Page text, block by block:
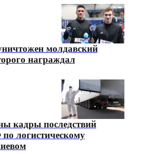
молдавский
награждал
кадры последствий
логистическому